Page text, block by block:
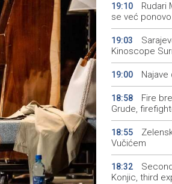
19:10
Rudari
se već
19:03
Kinoscope
19:00
18:58
Fire
Grude,
18:55
Vučićem
18:32
Konjic, third